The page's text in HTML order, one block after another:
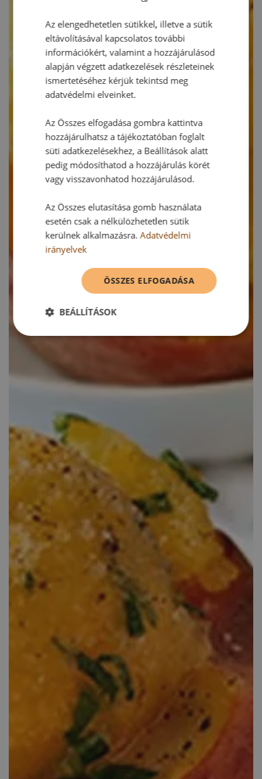
Az elengedhetetlen sütikkel, illetve a sütik
eltávolításával kapcsolatos további
információkért, valamint a hozzájárulásod
alapján végzett adatkezelések részleteinek
ismertetéséhez kérjük tekintsd meg
adatvédelmi elveinket.
Az Összes elfogadása gombra kattintva
hozzájárulhatsz a tájékoztatóban foglalt
süti adatkezelésekhez, a Beállítások alatt
pedig módosíthatod a hozzájárulás körét
vagy visszavonhatod hozzájárulásod.
Az Összes elutasítása gomb használata
esetén csak a nélkülözhetetlen sütik
kerülnek alkalmazásra.Adatvédelmi
irányelvek
ÖSSZES ELFOGADÁSA
BEÁLLÍTÁSOK